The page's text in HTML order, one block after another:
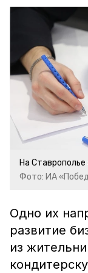
На
Фото: ИА
Одно их
развитие
из